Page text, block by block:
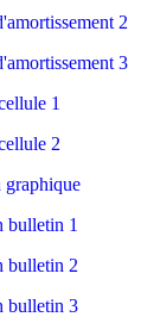
2
3
1
2
graphique
bulletin 1
bulletin 2
bulletin 3